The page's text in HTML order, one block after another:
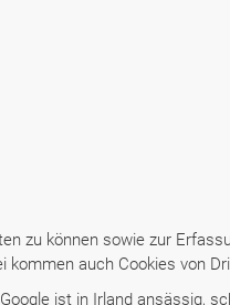
zu können sowie zur
auch Cookies von
ist in Irland ansässig,